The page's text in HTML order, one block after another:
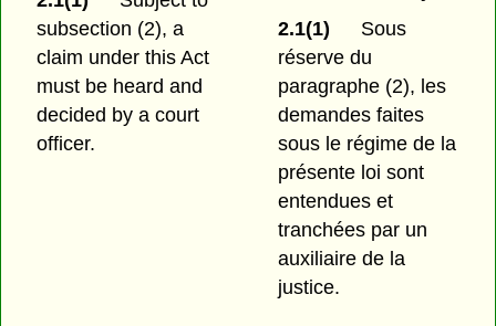
subsection (2), a
claim under this Act
must be heard and
decided by a court
officer.
2.1(1)
Sous
réserve du
paragraphe (2), les
demandes faites
sous le régime de la
présente loi sont
entendues et
tranchées par un
auxiliaire de la
justice.